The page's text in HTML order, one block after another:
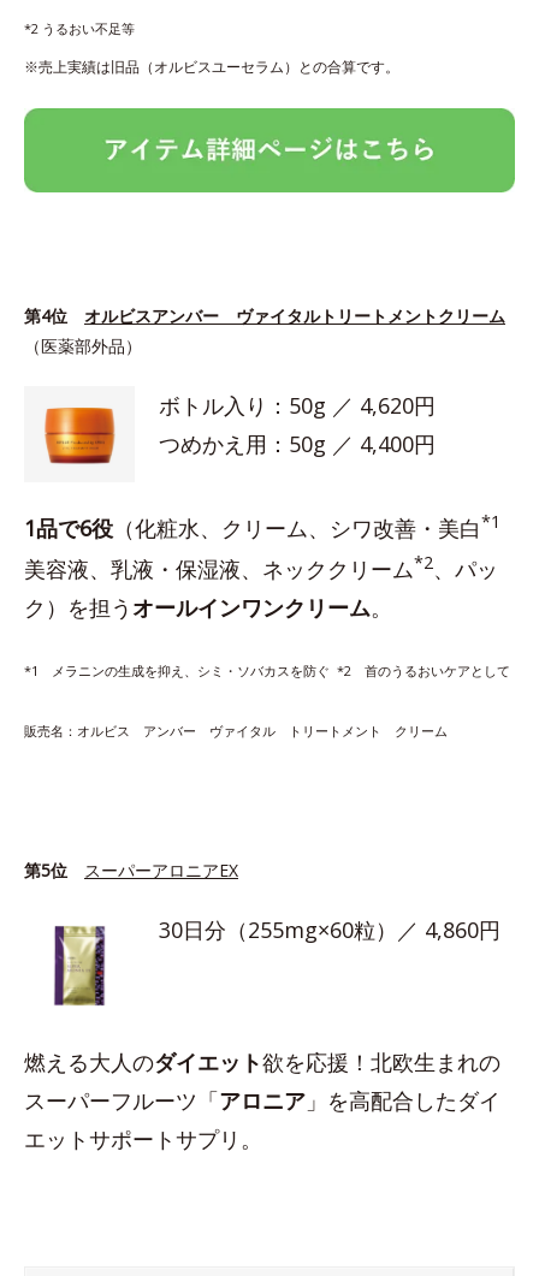
*2 うるおい不足等
※売上実績は旧品（オルビスユーセラム）との合算です。
第4位
オルビスアンバー ヴァイタルトリートメントクリーム
（医薬部外品）
ボトル入り：50g ／ 4,620円
つめかえ用：50g ／ 4,400円
1品で6役 （化粧水、クリーム、シワ改善・美白*1
美容液、乳液・保湿液、ネッククリーム*2、パッ
ク）を担う オールインワンクリーム。
*1 メラニンの生成を抑え、シミ・ソバカスを防ぐ *2 首のうるおいケアとして
販売名：オルビス アンバー ヴァイタル トリートメント クリーム
第5位 スーパーアロニアEX
30日分（255mg×60粒）／ 4,860円
燃える大人のダイエット欲を応援！北欧生まれの
スーパーフルーツ「アロニア 」を高配合したダイ
エットサポートサプリ。